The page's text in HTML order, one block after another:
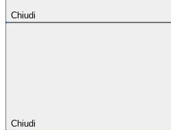
Chiudi
Chiudi